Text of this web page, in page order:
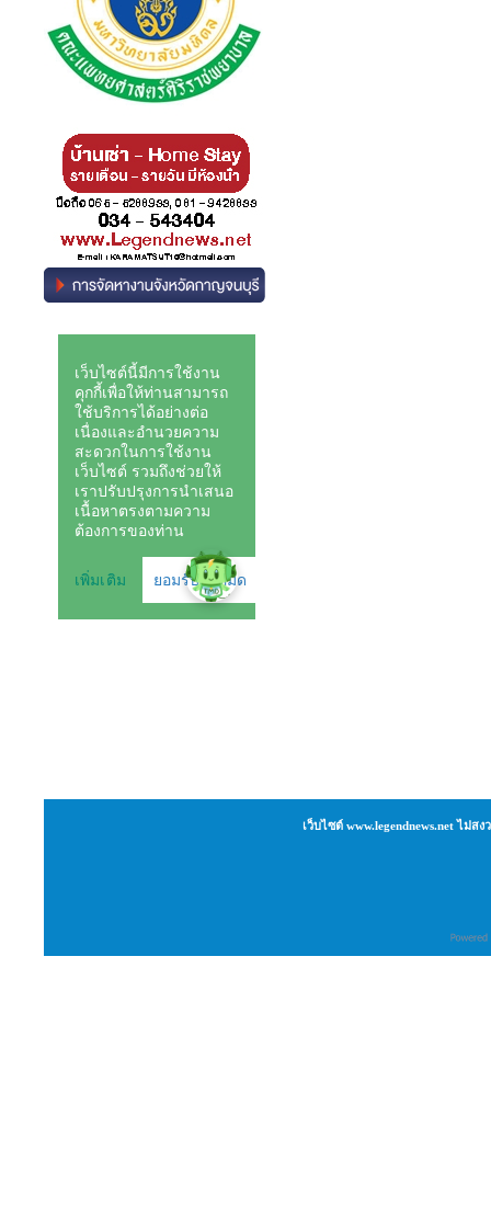
เว็บไซต์ www.legendnews.net ไม่